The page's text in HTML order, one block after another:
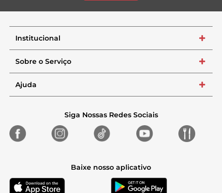
Institucional +
Sobre o Serviço +
Ajuda +
Siga Nossas Redes Sociais
Baixe nosso aplicativo